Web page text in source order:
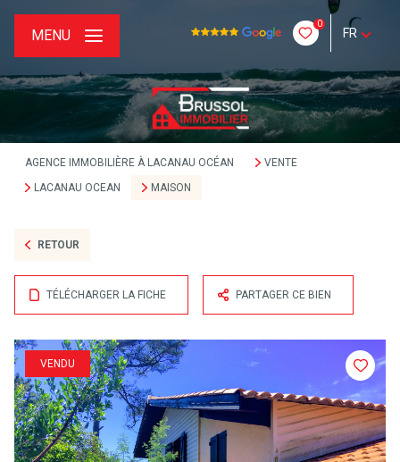
0
FR
MENU
AGENCE IMMOBILIÈRE À LACANAU OCÉAN
VENTE
LACANAU OCEAN
MAISON
RETOUR
TÉLÉCHARGER LA FICHE PARTAGER CE BIEN
VENDU